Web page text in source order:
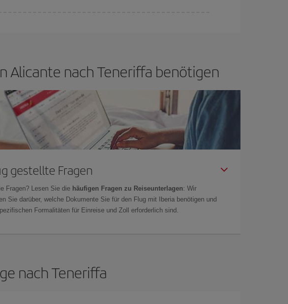
Alicante nach Teneriffa benötigen
gestellte Fragen
Fragen? Lesen Sie die häufigen Fragen zu Reiseunterlagen: Wir
Sie darüber, welche Dokumente Sie für den Flug mit Iberia benötigen und
Formalitäten für Einreise und Zoll erforderlich sind.
nach Teneriffa